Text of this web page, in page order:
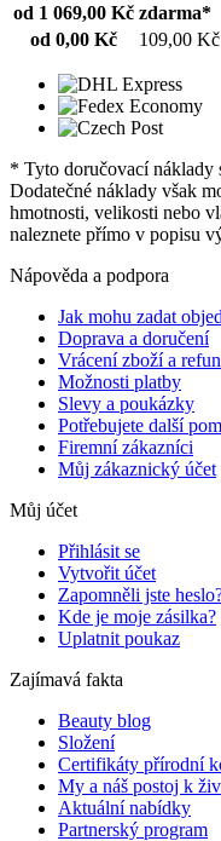
od 1 069,00 Kč zdarma*
od 0,00 Kč
109,00 Kč
* Tyto doručovací náklady
Dodatečné náklady však
hmotnosti, velikosti nebo
naleznete přímo v popisu
Nápověda a podpora
Jak mohu zadat
Doprava a doručení
Vrácení zboží a
Možnosti platby
Slevy a poukázky
Potřebujete další
Firemní zákazníci
Můj zákaznický účet
Můj účet
Přihlásit se
Vytvořit účet
Zapomněli jste
Kde je moje zásilka?
Uplatnit poukaz
Zajímavá fakta
Beauty blog
Složení
Certifikáty přírodní
My a náš postoj k
Aktuální nabídky
Partnerský program